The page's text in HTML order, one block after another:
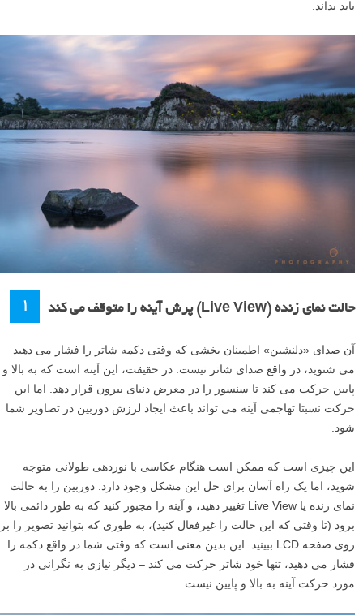
باید بداند.
۱ حالت نمای زنده (Live View) پرش آینه را متوقف می کند
آن صدای «دلنشین» اطمینان بخشی که وقتی دکمه شاتر را فشار می دهید
می شنوید، در واقع صدای شاتر نیست. در حقیقت، این آینه است که به بالا و
پایین حرکت می کند تا سنسور را در معرض دنیای بیرون قرار دهد. اما این
حرکت نسبتا تهاجمی آینه می تواند باعث ایجاد لرزش دوربین در تصاویر شما
شود.
این چیزی است که ممکن است هنگام عکاسی با نوردهی طولانی متوجه
شوید، اما یک راه آسان برای حل این مشکل وجود دارد. دوربین را به حالت
نمای زنده یا Live View تغییر دهید، و آینه را مجبور کنید که به طور دائمی بالا
برود (تا وقتی که این حالت را غیرفعال کنید)، به طوری که بتوانید تصویر را بر
روی صفحه LCD ببینید. این بدین معنی است که وقتی شما در واقع دکمه را
فشار می دهید، تنها خود شاتر حرکت می کند – دیگر نیازی به نگرانی در
مورد حرکت آینه به بالا و پایین نیست.